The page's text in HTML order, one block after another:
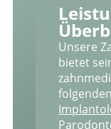
Unsere
bietet